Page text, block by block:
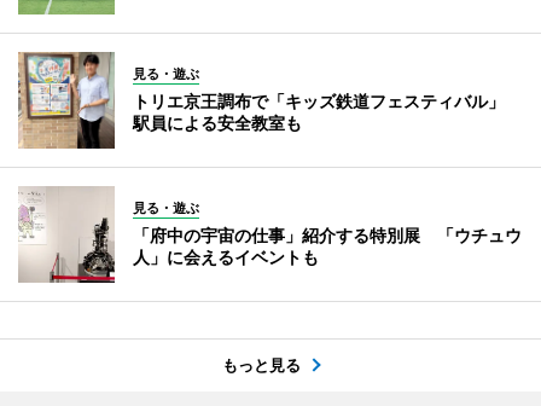
見る・遊ぶ
トリエ京王調布で「キッズ鉄道フェスティバル」
駅員による安全教室も
見る・遊ぶ
「府中の宇宙の仕事」紹介する特別展 「ウチュウ
人」に会えるイベントも
もっと見る